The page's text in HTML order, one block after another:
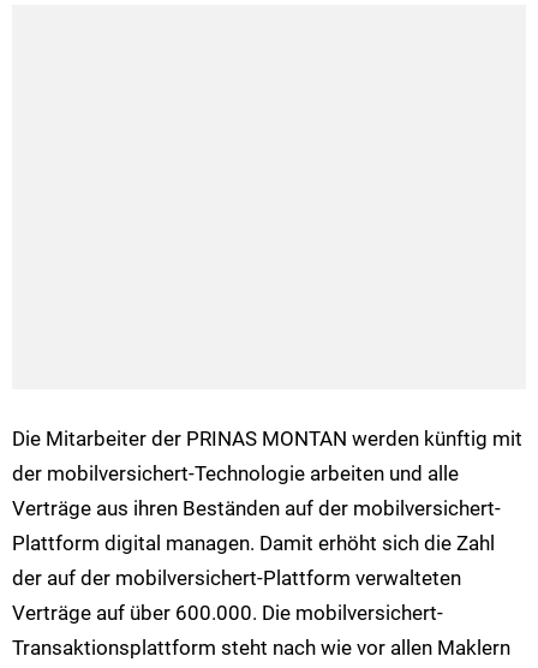
Die Mitarbeiter der PRINAS MONTAN werden künftig mit
der mobilversichert-Technologie arbeiten und alle
Verträge aus ihren Beständen auf der mobilversichert-
Plattform digital managen. Damit erhöht sich die Zahl
der auf der mobilversichert-Plattform verwalteten
Verträge auf über 600.000. Die mobilversichert-
Transaktionsplattform steht nach wie vor allen Maklern